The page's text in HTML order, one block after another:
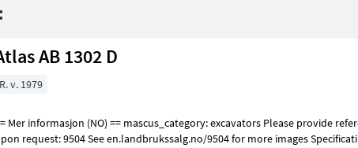
AB 1302 D
R. v. 1979
informasjon (NO) == mascus_category: excavators Please provide reference number
request: 9504 See en.landbrukssalg.no/9504 for more images Specificati